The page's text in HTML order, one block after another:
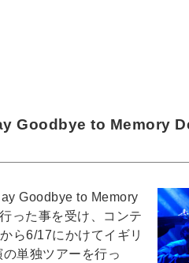
Goodbye to Memory
Goodbye to Memory
った事を受け、コンテ
ら6/17にかけてイギリ
単独ツアーを行っ